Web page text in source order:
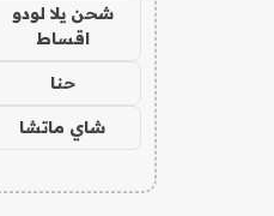
شحن يلا لودو
اقساط
حنا
شاي ماتشا